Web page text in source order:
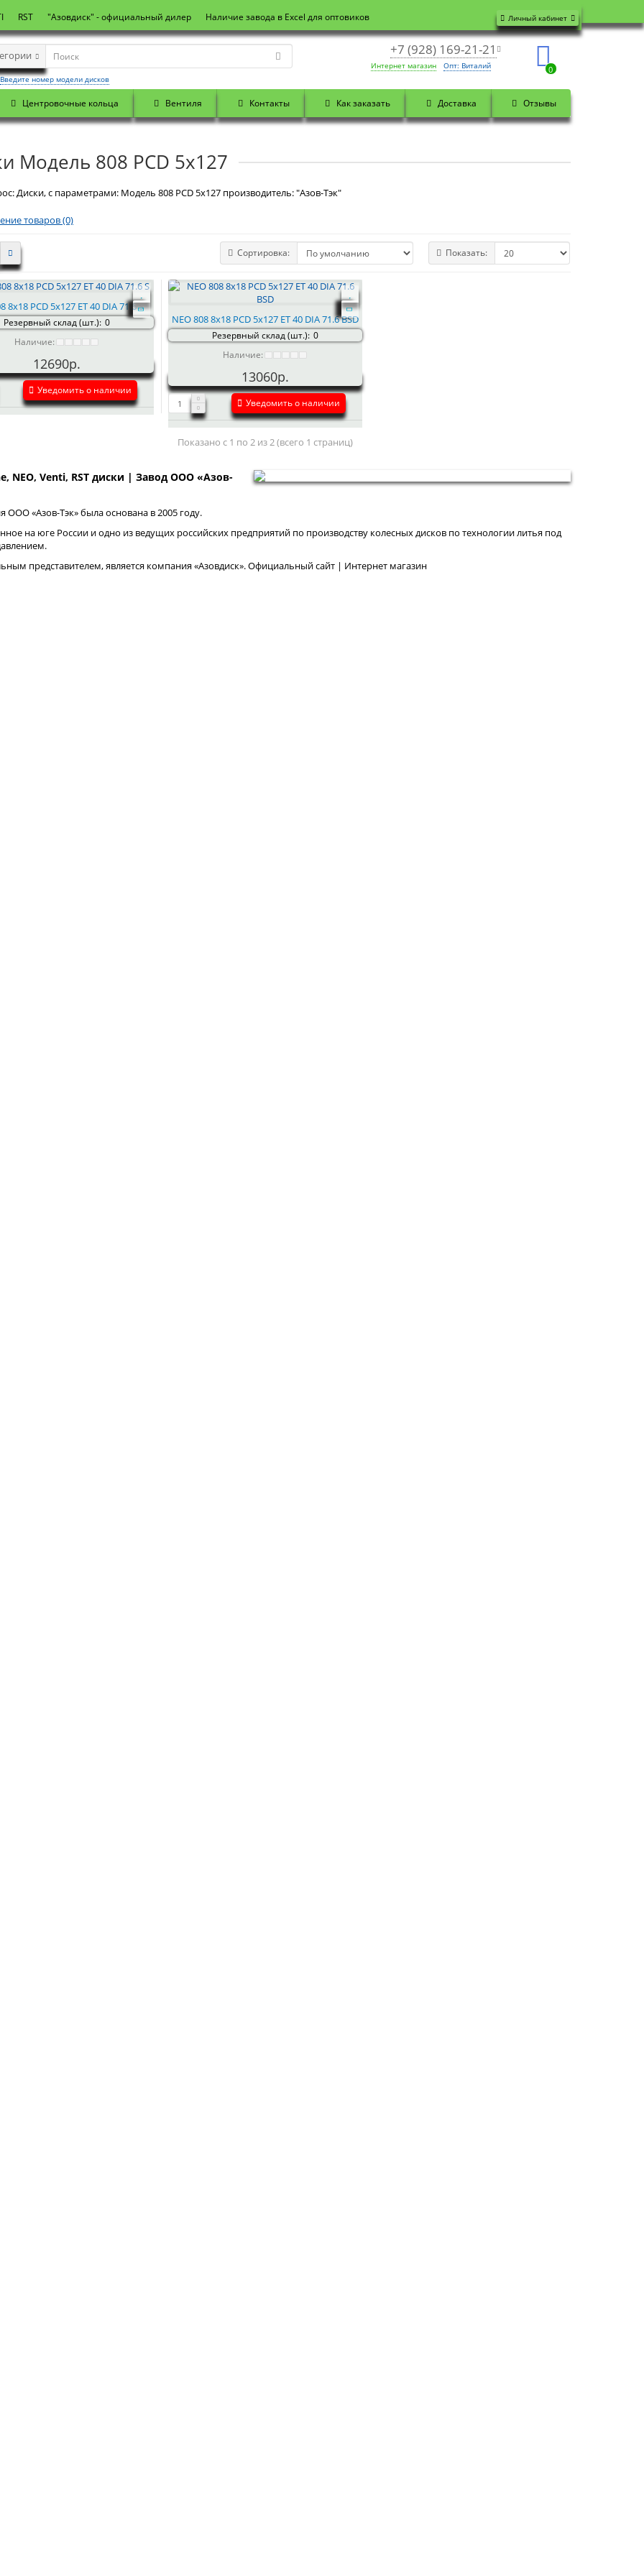
Личный кабинет
RST "Азовдиск" - официальный дилер Наличие завода в Excel для оптовиков
+7 (928) 169-21-21
Интернет магазин Опт: Виталий 0
Введите номер модели дисков
Центровочные кольца Вентиля Контакты Как заказать Доставка Отзывы
Модель 808 PCD 5x127
Диски, с параметрами: Модель 808 PCD 5x127 производитель: "Азов-Тэк"
товаров (0)
Сортировка: Показать:
8x18 PCD 5x127 ET 40 DIA 71.6 S
Резервный склад (шт.): 0
Наличие:
12690р.
Уведомить о наличии
NEO 808 8x18 PCD 5x127 ET 40 DIA 71.6 BSD
Резервный склад (шт.): 0
Наличие:
13060р.
Уведомить о наличии
Показано с 1 по 2 из 2 (всего 1 страниц)
NEO, Venti, RST диски | Завод ООО «Азов-
ООО «Азов-Тэк» была основана в 2005 году.
на юге России и одно из ведущих российских предприятий по производству колесных дисков по технологии литья под
представителем, является компания «Азовдиск». Официальный сайт | Интернет магазин